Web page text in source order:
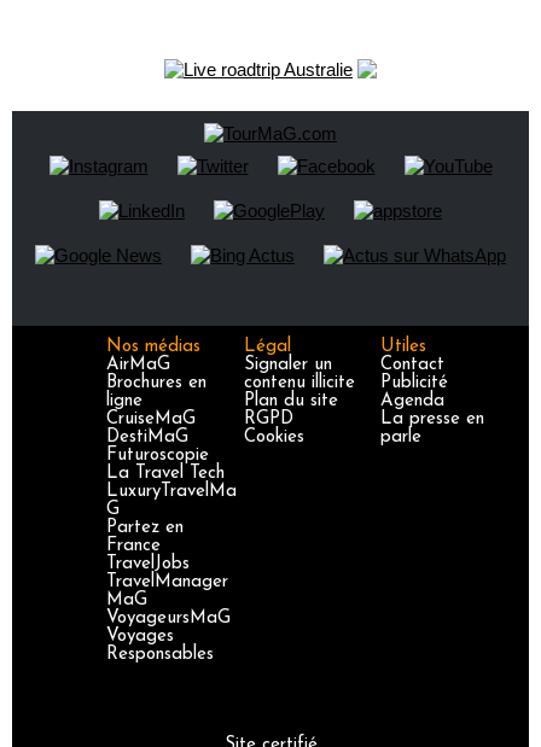
Nos médias
AirMaG
Brochures en
ligne
CruiseMaG
DestiMaG
Futuroscopie
La Travel Tech
LuxuryTravelMa
G
Partez en
France
TravelJobs
TravelManager
MaG
VoyageursMaG
Voyages
Responsables
Légal
Signaler un
contenu illicite
Plan du site
RGPD
Cookies
Utiles
Contact
Publicité
Agenda
La presse en
parle